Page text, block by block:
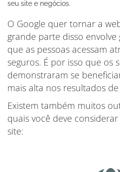
seu site e negócios.
O Google quer tornar a
grande parte disso
que as pessoas acessam
seguros. É por isso que os
demonstraram se
mais alta nos resultados
Existem também muitos
quais você deve
site: